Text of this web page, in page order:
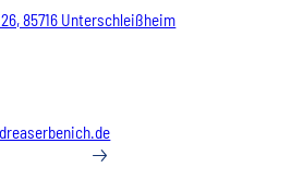
85716 Unterschleißheim